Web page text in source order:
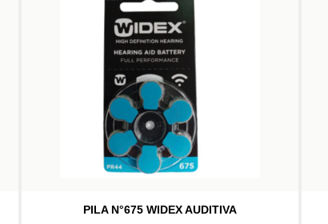
PILA N°675 WIDEX AUDITIVA